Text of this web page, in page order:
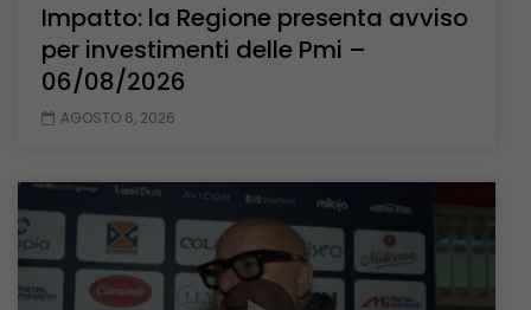
Impatto: la Regione presenta avviso
per investimenti delle Pmi –
06/08/2026
AGOSTO 6, 2026